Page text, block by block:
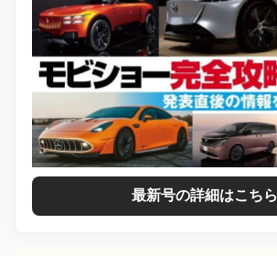
最新号の詳細はこちら